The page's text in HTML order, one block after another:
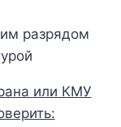
разрядом
или КМУ